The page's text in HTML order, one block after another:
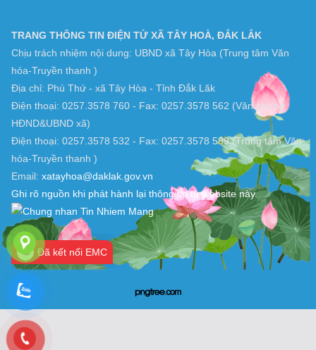
TRANG THÔNG TIN ĐIỆN TỬ XÃ TÂY HOÀ, ĐẮK LẮK
Chịu trách nhiệm nội dung: UBND xã Tây Hòa (Trung tâm Văn
hóa-Truyền thanh )
Địa chỉ: Phú Thứ - xã Tây Hòa - Tỉnh Đắk Lăk
Điện thoại: 0257.3578 760 - Fax: 0257.3578 562 (Văn phòng
HĐND&UBND xã)
Điện thoại: 0257.3578 532 - Fax: 0257.3578 589 (Trung tâm Văn
hóa-Truyền thanh )
Email: xatayhoa@daklak.gov.vn
Ghi rõ nguồn khi phát hành lại thông tin từ website này.
Đã kết nối EMC